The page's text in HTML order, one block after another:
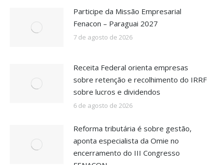
Participe da Missão Empresarial
Fenacon – Paraguai 2027
7 de agosto de 2026
Receita Federal orienta empresas
sobre retenção e recolhimento do IRRF
sobre lucros e dividendos
6 de agosto de 2026
Reforma tributária é sobre gestão,
aponta especialista da Omie no
encerramento do III Congresso